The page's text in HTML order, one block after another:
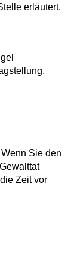
erläutert,
Sie den
Zeit vor